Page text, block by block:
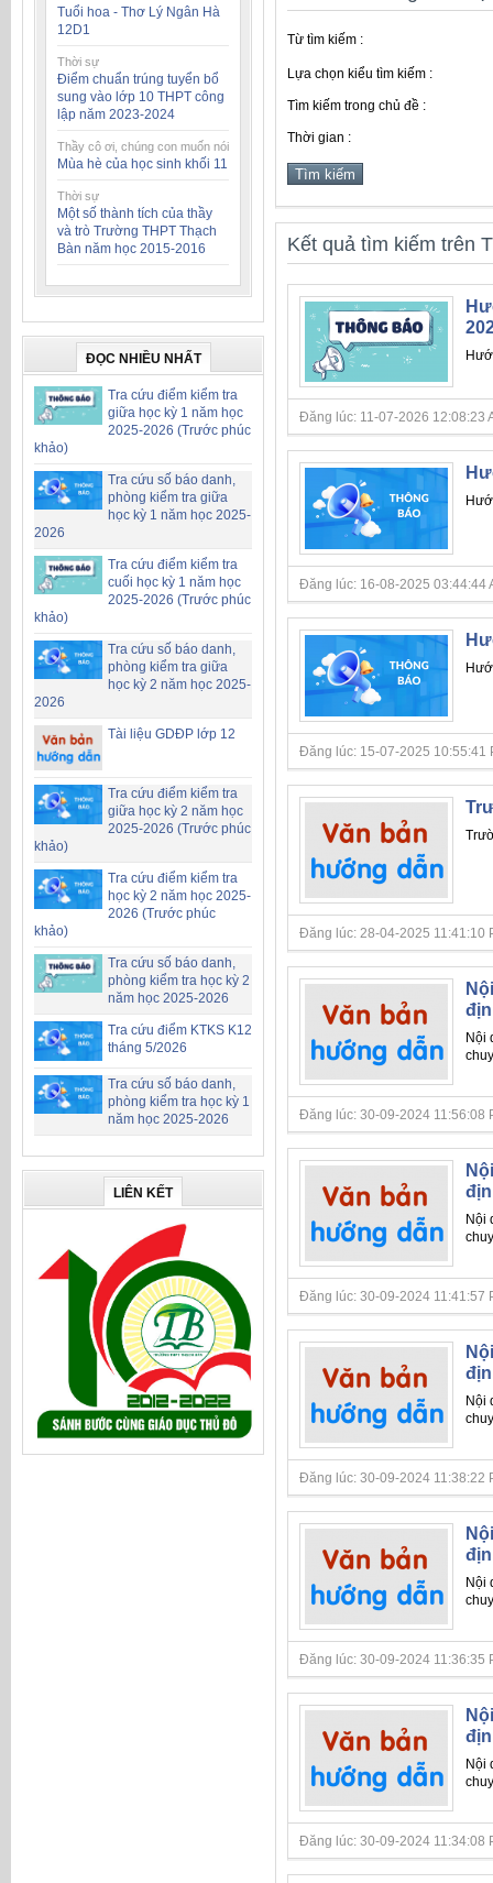
Tuổi hoa - Thơ Lý Ngân Hà
12D1
Thời sự
Điểm chuẩn trúng tuyển bổ
sung vào lớp 10 THPT công
lập năm 2023-2024
Thầy cô ơi, chúng con muốn nói
Mùa hè của học sinh khối 11
Thời sự
Một số thành tích của thầy
và trò Trường THPT Thạch
Bàn năm học 2015-2016
ĐỌC NHIỀU NHẤT
Tra cứu điểm kiểm tra
giữa học kỳ 1 năm học
2025-2026 (Trước phúc
khảo)
Tra cứu số báo danh,
phòng kiểm tra giữa
học kỳ 1 năm học 2025-
2026
Tra cứu điểm kiểm tra
cuối học kỳ 1 năm học
2025-2026 (Trước phúc
khảo)
Tra cứu số báo danh,
phòng kiểm tra giữa
học kỳ 2 năm học 2025-
2026
Tài liệu GDĐP lớp 12
Tra cứu điểm kiểm tra
giữa học kỳ 2 năm học
2025-2026 (Trước phúc
khảo)
Tra cứu điểm kiểm tra
học kỳ 2 năm học 2025-
2026 (Trước phúc
khảo)
Tra cứu số báo danh,
phòng kiểm tra học kỳ 2
năm học 2025-2026
Tra cứu điểm KTKS K12
tháng 5/2026
Tra cứu số báo danh,
phòng kiểm tra học kỳ 1
năm học 2025-2026
LIÊN KẾT
Từ tìm kiếm :
Lựa chọn kiểu tìm kiếm :
Tìm kiếm trong chủ đề :
Thời gian :
Kết quả tìm kiếm trên
Đăng lúc: 11-07-2026 12:08:23
Đăng lúc: 16-08-2025 03:44:44
Đăng lúc: 15-07-2025 10:55:41
Đăng lúc: 28-04-2025 11:41:10
Nội
Đăng lúc: 30-09-2024 11:56:08
Nội
Đăng lúc: 30-09-2024 11:41:57
Nội
Đăng lúc: 30-09-2024 11:38:22
Nội
Đăng lúc: 30-09-2024 11:36:35
Nội
Đăng lúc: 30-09-2024 11:34:08